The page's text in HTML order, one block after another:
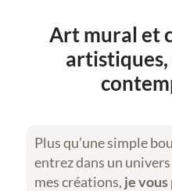
Art mural et
Plus qu’une simple
entrez dans un
mes créations, je vous